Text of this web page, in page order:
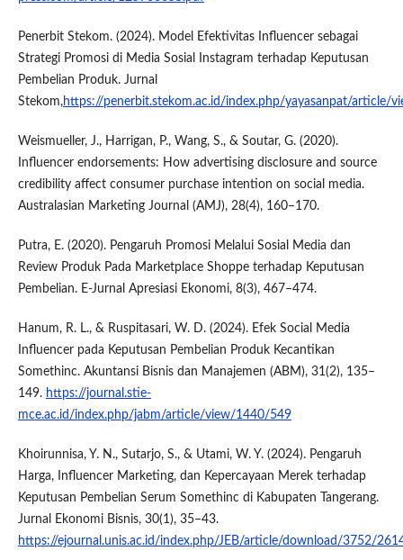
Penerbit Stekom. (2024). Model Efektivitas Influencer sebagai
Strategi Promosi di Media Sosial Instagram terhadap Keputusan
Pembelian Produk. Jurnal
Stekom,https://penerbit.stekom.ac.id/index.php/yayasanpat/article/
Weismueller, J., Harrigan, P., Wang, S., & Soutar, G. (2020).
Influencer endorsements: How advertising disclosure and source
credibility affect consumer purchase intention on social media.
Australasian Marketing Journal (AMJ), 28(4), 160–170.
Putra, E. (2020). Pengaruh Promosi Melalui Sosial Media dan
Review Produk Pada Marketplace Shoppe terhadap Keputusan
Pembelian. E-Jurnal Apresiasi Ekonomi, 8(3), 467–474.
Hanum, R. L., & Ruspitasari, W. D. (2024). Efek Social Media
Influencer pada Keputusan Pembelian Produk Kecantikan
Somethinc. Akuntansi Bisnis dan Manajemen (ABM), 31(2), 135–
149. https://journal.stie-
mce.ac.id/index.php/jabm/article/view/1440/549
Khoirunnisa, Y. N., Sutarjo, S., & Utami, W. Y. (2024). Pengaruh
Harga, Influencer Marketing, dan Kepercayaan Merek terhadap
Keputusan Pembelian Serum Somethinc di Kabupaten Tangerang.
Jurnal Ekonomi Bisnis, 30(1), 35–43.
https://ejournal.unis.ac.id/index.php/JEB/article/download/3752/